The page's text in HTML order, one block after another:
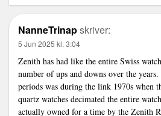
NanneTrinapskriver:
5 Jun 2025 kl. 3:04
Zenith has had like the entire Swiss
number of ups and downs over the
periods was during the link 1970s when
quartz watches decimated the entire
actually owned for a time by the Zenith